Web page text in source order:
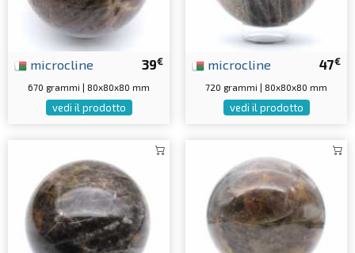
39€
microcline
670 grammi | 80x80x80 mm
vedi il prodotto
47€
microcline
720 grammi | 80x80x80 mm
vedi il prodotto